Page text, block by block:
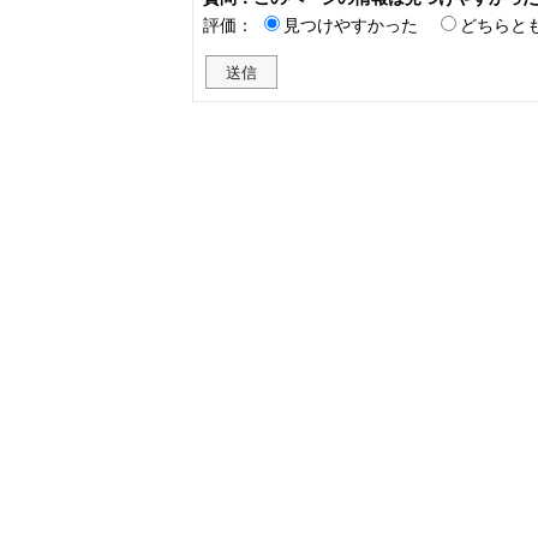
評価：
見つけやすかった どちらと